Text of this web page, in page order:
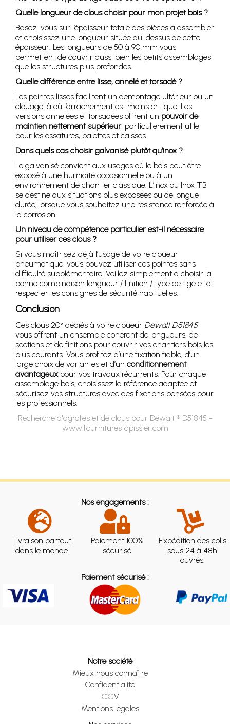
Quelle longueur de clous choisir pour mon projet bois ?
Basez-vous sur l’épaisseur totale des pièces à assembler
et choisissez une longueur située au-dessus de cette
épaisseur. Les longueurs de 50 à 90 mm vous
permettent de couvrir aussi bien les petits assemblages
que les structures plus profondes.
Quelle différence entre lisse, annelé et torsadé ?
Les pointes lisses facilitent un démontage ultérieur ou un
clouage là où l’arrachement est moins critique. Les
versions annelées et torsadées offrent un pouvoir de
maintien nettement supérieur, particulièrement utile
pour les ossatures, palettes et caisses.
Dans quels cas choisir galvanisé plutôt qu’inox ?
Le galvanisé convient aux usages où le bois peut être
exposé à une humidité occasionnelle ou à un
environnement de chantier classique. L’inox ou Inox TB
se destine aux situations plus exposées ou de longue
durée, lorsque vous souhaitez une résistance renforcée à
la corrosion.
Un niveau de compétence particulier est-il nécessaire
pour utiliser ces clous ?
Si vous maîtrisez déjà l’usage de votre cloueur
pneumatique, vous pouvez utiliser ces pointes sans
difficulté supplémentaire. Veillez simplement à choisir la
bonne combinaison longueur / finition / type de tige et à
respecter les consignes de sécurité habituelles.
Conclusion
Ces clous 20° dédiés à votre cloueur Dewalt D51845
vous offrent un ensemble cohérent de longueurs, de
sections et de finitions pour couvrir vos chantiers bois les
plus courants. Vous profitez d’une fixation fiable, d’un
large choix de variantes et d’un conditionnement
avantageuxpour vos travaux récurrents. Pour chaque
assemblage bois, choisissez la référence adaptée et
sécurisez vos structures avec des fixations pensées pour
les professionnels.
Recherche d'agrafes et de clous pour Dewalt ® D51845 -
www.fourniturestapissier.com
Nos engagements :
Livraison partout
dans le monde
Paiement 100%
sécurisé
Expédition des colis
sous 24 à 48h
ouvrés.
Paiement sécurisé :
Notre société
Mieux nous connaître
Confidentialité
CGV
Mentions légales